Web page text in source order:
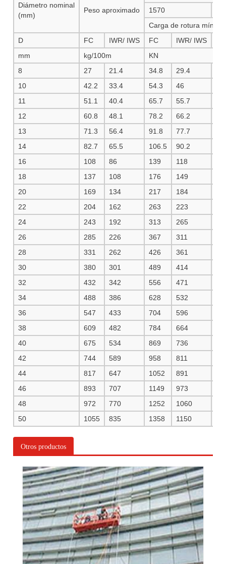
Diámetro nominal
(mm)
Peso aproximado
1570
Carga de rotura mín.
D
FC IWR/ IWS FC IWR/ IWS
mm
kg/100m
KN
8
27 21.4 34.8 29.4
10
42.2 33.4 54.3 46
11
51.1 40.4 65.7 55.7
12
60.8 48.1 78.2 66.2
13
71.3 56.4 91.8 77.7
14
82.7 65.5 106.5 90.2
16
108 86 139 118
18
137 108 176 149
20
169 134 217 184
22
204 162 263 223
24
243 192 313 265
26
285 226 367 311
28
331 262 426 361
30
380 301 489 414
32
432 342 556 471
34
488 386 628 532
36
547 433 704 596
38
609 482 784 664
40
675 534 869 736
42
744 589 958 811
44
817 647 1052 891
46
893 707 1149 973
48
972 770 1252 1060
50
1055 835 1358 1150
Otros productos